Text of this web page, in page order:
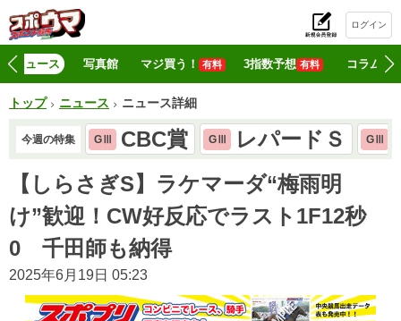
ログイン
ニュース 写真館 マジ買う！ 有料 3指数予想 有料 コラム
トップ ニュース ニュース詳細
今週の特集 GⅢ CBC賞 GⅢ レパードＳ GⅢ
【しらさぎS】ラケマーダ“梅雨明
け”歓迎！CW好反応でラスト1F12秒
0 千田師も納得
2025年6月19日 05:23